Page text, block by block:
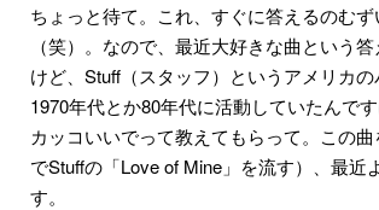
ちょっと待て。これ、すぐに答えるのむ
（笑）。なので、最近大好きな曲という
けど、Stuff（スタッフ）というアメリカの
1970年代とか80年代に活動していたんで
カッコいいでって教えてもらって。この
でStuffの「Love of Mine」を流す）、最近
す。